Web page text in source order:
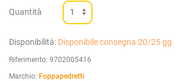
Quantità
Disponibilità: Disponibile consegna 20/25 gg
Riferimento: 9702005416
Marchio: Foppapedretti